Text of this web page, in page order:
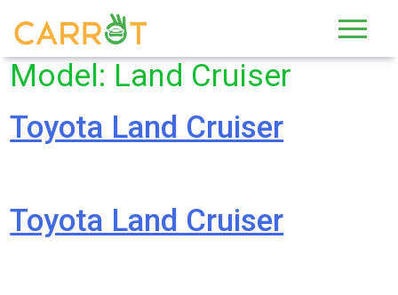
Model: Land Cruiser
Toyota Land Cruiser
Toyota Land Cruiser